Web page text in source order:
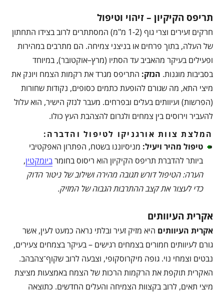
תריפס הקיקיון – זיהוי וטיפול
חרקים זעירים וצרי גוף (1-2 מ"מ) המסתתרים לרוב בצידו התחתון
של העלה, בתוך פרחים או בניצני צמיחה. הם מתרבים במהירות
ופעילים בעיקר מהאביב עד הסתיו (מרץ–אוקטובר), במיוחד
בסביבות מוגנות. הנזק: התריפס מגרד את רקמות הצמח ויונק את
מיצי התא, מה שגורם להופעת כתמים כסופים, נקודות שחורות
(הפרשות) ועיוותים בעלים ובפרחים. מעבר לנזק הישיר, הוא עלול
להעביר וירוסים בין צמחים ולגרום להצהבת העץ כולו.
המלצת צוות אורגניקו לטיפול והדברה:
טיפול מהיר ויעיל: מניסיוננו בשטח, הפתרון האפקטיבי
ביותר להדברת תריפס הקיקיון הוא ריסוס בחומרביומקטין,
הערה: הטיפול דורש תגובה מהירה ושילוב של ניטור הדוק
כדי לעצור את קצב ההתרבות הגבוה של המזיק.
אקרית העיוותים
אקרית העיוותים היא מזיק זעיר ובלתי נראה כמעט לעין, אשר
גורם לעיוותים חמורים בצמחים רגישים – בעיקר בצמחים צעירים,
נבטים וצמחי נוי. גופה מיקרוסקופי, וצבעה לרוב שקוף־צהבהב.
האקרית תוקפת את הרקמות הרכות של הצמח באמצעות מציצת
מיצי תאים, לרוב בקצוות הצמיחה והעלים החדשים. כתוצאה